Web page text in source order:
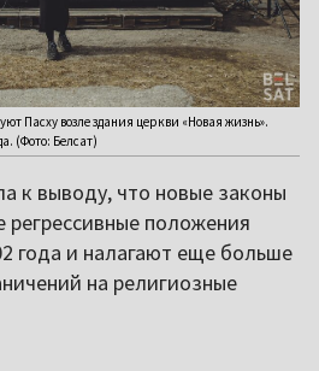
Пасху возле здания церкви «Новая жизнь».
(Фото: Белсат)
к выводу, что новые законы
регрессивные положения
года и налагают еще больше
на религиозные